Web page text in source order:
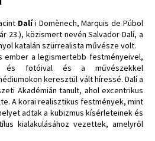
Dalíi Domènech, Marquis de Púbol
23.), közismert nevén Salvador Dalí, a
katalán szürrealista művésze volt.
a legismertebb festményeivel,
és fotóival és a művészekkel
keresztül vált híressé. Dalí a
Akadémián tanult, ahol excentrikus
A korai realisztikus festmények, mint
adtak a kubizmus kísérleteinek és
kialakulásához vezettek, amelyről